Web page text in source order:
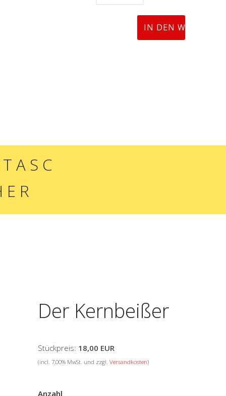
C
E R
Der Kernbeißer
Stückpreis: 18,00 EUR
(incl. 7,00% MwSt. und zzgl. Versandkosten)
Anzahl